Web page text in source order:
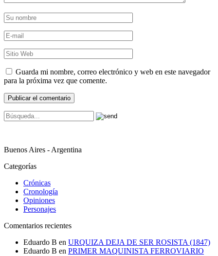
Guarda mi nombre, correo electrónico y web en este navegador
para la próxima vez que comente.
Buenos Aires - Argentina
Categorías
Crónicas
Cronología
Opiniones
Personajes
Comentarios recientes
Eduardo B en URQUIZA DEJA DE SER ROSISTA (1847)
Eduardo B en PRIMER MAQUINISTA FERROVIARIO